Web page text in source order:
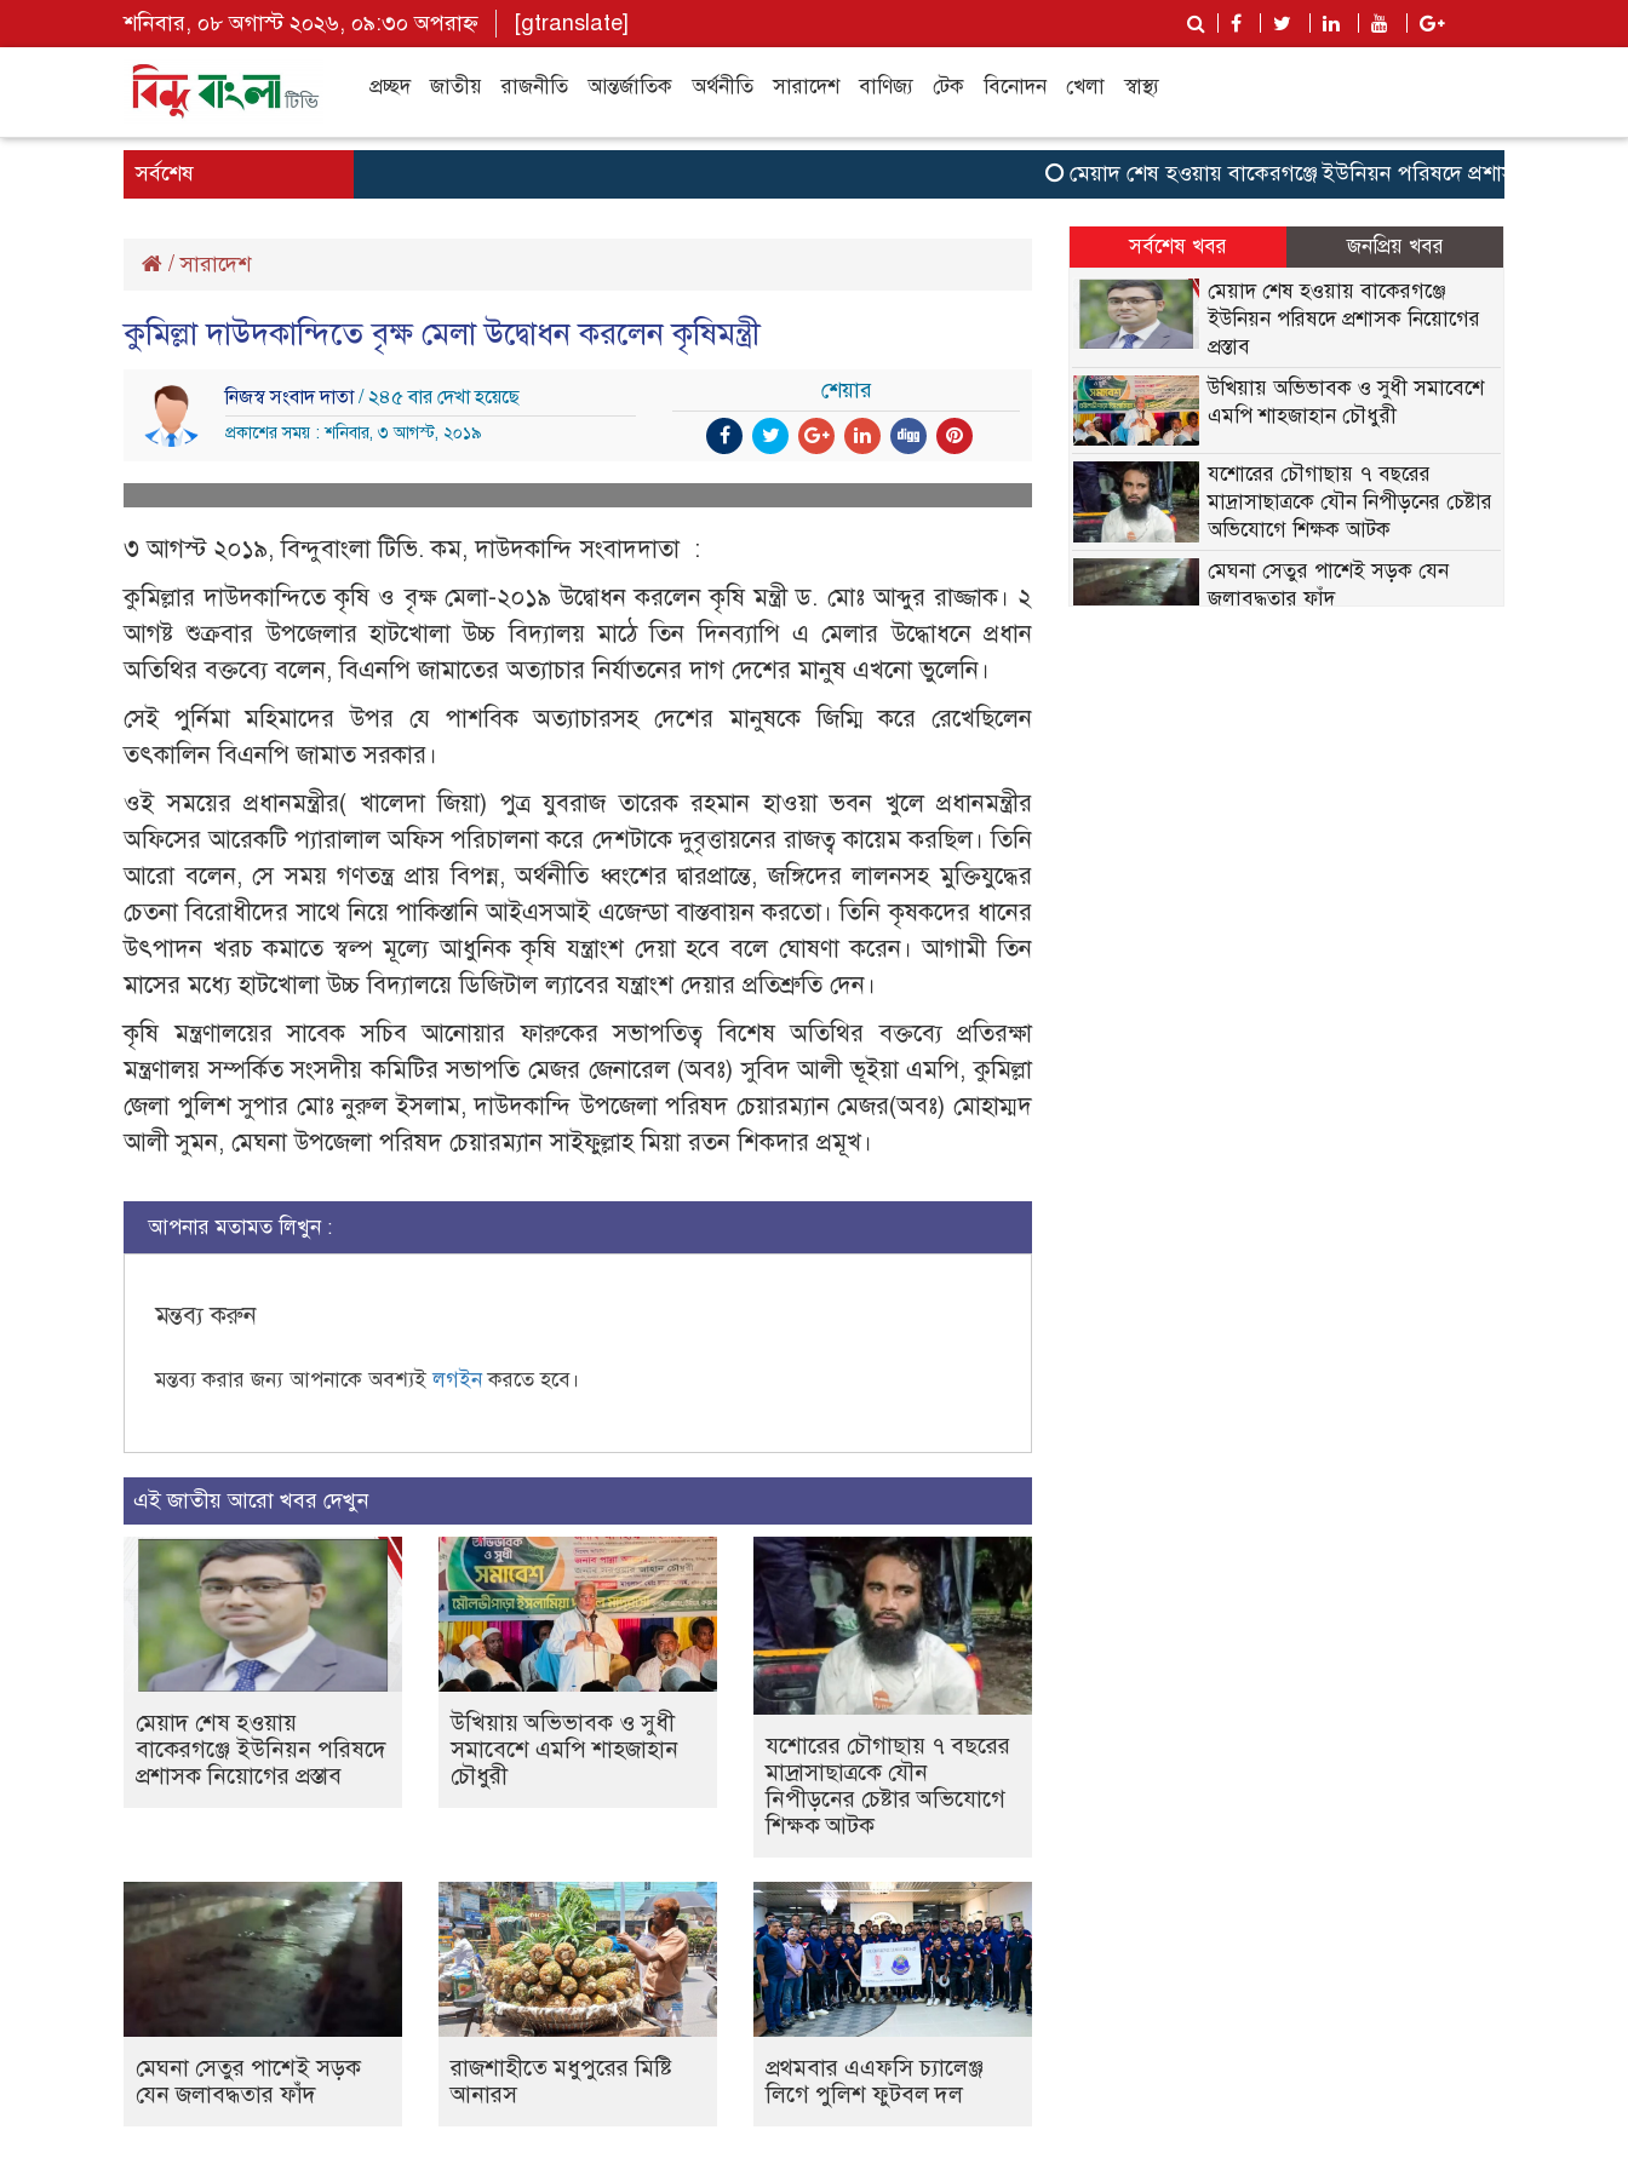
শনিবার, ০৮ অগাস্ট ২০২৬, ০৯:৩০ অপরাহ্ন [gtranslate]
প্রচ্ছদ জাতীয় রাজনীতি আন্তর্জাতিক অর্থনীতি সারাদেশ বাণিজ্য টেক বিনোদন খেলা স্বাস্থ্য
সর্বশেষ মেয়াদ শেষ হওয়ায় বাকেরগঞ্জে ইউনিয়ন পরিষদে প্রশাসক নিয়োগের
/সারাদেশ
কুমিল্লা দাউদকান্দিতে বৃক্ষ মেলা উদ্বোধন করলেন কৃষিমন্ত্রী
নিজস্ব সংবাদ দাতা/ ২৪৫ বার দেখা হয়েছে
প্রকাশের সময় : শনিবার, ৩ আগস্ট, ২০১৯
শেয়ার
৩ আগস্ট ২০১৯, বিন্দুবাংলা টিভি. কম, দাউদকান্দি সংবাদদাতা :
কুমিল্লার দাউদকান্দিতে কৃষি ও বৃক্ষ মেলা-২০১৯ উদ্বোধন করলেন কৃষি মন্ত্রী ড. মোঃ আব্দুর রাজ্জাক। ২
আগষ্ট শুক্রবার উপজেলার হাটখোলা উচ্চ বিদ্যালয় মাঠে তিন দিনব্যাপি এ মেলার উদ্ধোধনে প্রধান
অতিথির বক্তব্যে বলেন, বিএনপি জামাতের অত্যাচার নির্যাতনের দাগ দেশের মানুষ এখনো ভুলেনি।
সেই পুর্নিমা মহিমাদের উপর যে পাশবিক অত্যাচারসহ দেশের মানুষকে জিম্মি করে রেখেছিলেন
তৎকালিন বিএনপি জামাত সরকার।
ওই সময়ের প্রধানমন্ত্রীর( খালেদা জিয়া) পুত্র যুবরাজ তারেক রহমান হাওয়া ভবন খুলে প্রধানমন্ত্রীর
অফিসের আরেকটি প্যারালাল অফিস পরিচালনা করে দেশটাকে দুবৃত্তায়নের রাজত্ব কায়েম করছিল। তিনি
আরো বলেন, সে সময় গণতন্ত্র প্রায় বিপন্ন, অর্থনীতি ধ্বংশের দ্বারপ্রান্তে, জঙ্গিদের লালনসহ মুক্তিযুদ্ধের
চেতনা বিরোধীদের সাথে নিয়ে পাকিস্তানি আইএসআই এজেন্ডা বাস্তবায়ন করতো। তিনি কৃষকদের ধানের
উৎপাদন খরচ কমাতে স্বল্প মূল্যে আধুনিক কৃষি যন্ত্রাংশ দেয়া হবে বলে ঘোষণা করেন। আগামী তিন
মাসের মধ্যে হাটখোলা উচ্চ বিদ্যালয়ে ডিজিটাল ল্যাবের যন্ত্রাংশ দেয়ার প্রতিশ্রুতি দেন।
কৃষি মন্ত্রণালয়ের সাবেক সচিব আনোয়ার ফারুকের সভাপতিত্ব বিশেষ অতিথির বক্তব্যে প্রতিরক্ষা
মন্ত্রণালয় সম্পর্কিত সংসদীয় কমিটির সভাপতি মেজর জেনারেল (অবঃ) সুবিদ আলী ভূইয়া এমপি, কুমিল্লা
জেলা পুলিশ সুপার মোঃ নুরুল ইসলাম, দাউদকান্দি উপজেলা পরিষদ চেয়ারম্যান মেজর(অবঃ) মোহাম্মদ
আলী সুমন, মেঘনা উপজেলা পরিষদ চেয়ারম্যান সাইফুল্লাহ মিয়া রতন শিকদার প্রমূখ।
আপনার মতামত লিখুন :
মন্তব্য করুন
মন্তব্য করার জন্য আপনাকে অবশ্যইলগইনকরতে হবে।
এই জাতীয় আরো খবর দেখুন
মেয়াদ শেষ হওয়ায়
বাকেরগঞ্জে ইউনিয়ন পরিষদে
প্রশাসক নিয়োগের প্রস্তাব
উখিয়ায় অভিভাবক ও সুধী
সমাবেশে এমপি শাহজাহান
চৌধুরী
যশোরের চৌগাছায় ৭ বছরের
মাদ্রাসাছাত্রকে যৌন
নিপীড়নের চেষ্টার অভিযোগে
শিক্ষক আটক
মেঘনা সেতুর পাশেই সড়ক
যেন জলাবদ্ধতার ফাঁদ
রাজশাহীতে মধুপুরের মিষ্টি
আনারস
প্রথমবার এএফসি চ্যালেঞ্জ
লিগে পুলিশ ফুটবল দল
সর্বশেষ খবর
জনপ্রিয় খবর
মেয়াদ শেষ হওয়ায় বাকেরগঞ্জে
ইউনিয়ন পরিষদে প্রশাসক নিয়োগের
প্রস্তাব
উখিয়ায় অভিভাবক ও সুধী সমাবেশে
এমপি শাহজাহান চৌধুরী
যশোরের চৌগাছায় ৭ বছরের
মাদ্রাসাছাত্রকে যৌন নিপীড়নের চেষ্টার
অভিযোগে শিক্ষক আটক
মেঘনা সেতুর পাশেই সড়ক যেন
জলাবদ্ধতার ফাঁদ